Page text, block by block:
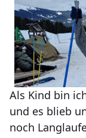
Als Kind bin
und es blieb
noch